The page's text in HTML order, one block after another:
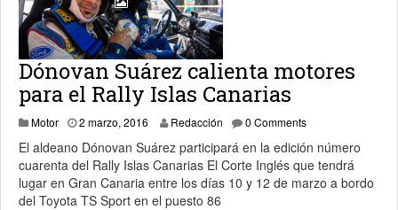
Dónovan Suárez calienta motores
para el Rally Islas Canarias
Motor 2 marzo, 2016 2 marzo, 2016
Redacción 0 Comments
El aldeano Dónovan Suárez participará en la edición número
cuarenta del Rally Islas Canarias El Corte Inglés que tendrá
lugar en Gran Canaria entre los días 10 y 12 de marzo a bordo
del Toyota TS Sport en el puesto 86